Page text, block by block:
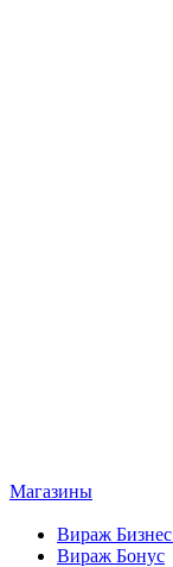
Магазины
Вираж Бизнес
Вираж Бонус